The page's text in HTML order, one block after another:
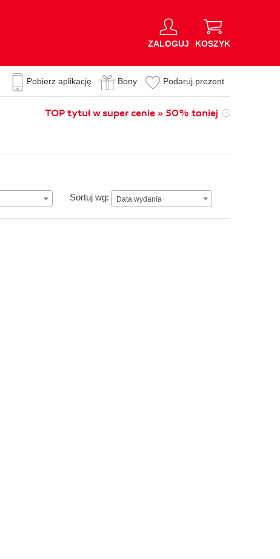
ZALOGUJ KOSZYK
Pobierz aplikację Bony Podaruj prezent
TOP tytuł w super cenie » 50% taniej
Sortuj wg: Data wydania
Data wydania